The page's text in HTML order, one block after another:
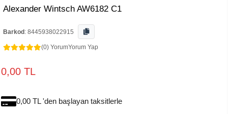
Alexander Wintsch AW6182 C1
Barkod : 8445938022915
(0) YorumYorum Yap
0,00 TL
0,00 TL 'den başlayan taksitlerle